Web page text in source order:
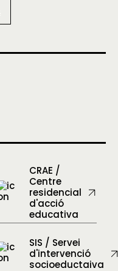
CRAE /
Centre
residencial
d'acció
educativa
SIS / Servei
d'intervenció
socioeductaiva